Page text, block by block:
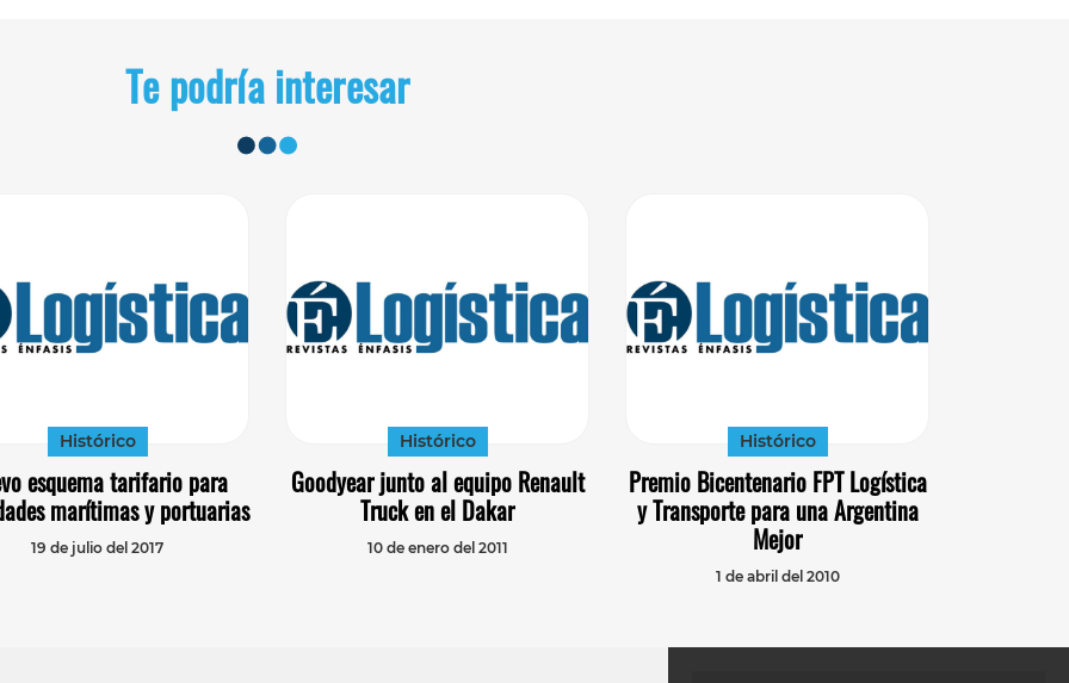
Te podría interesar
Histórico
esquema tarifario para
marítimas y portuarias
19 de julio del 2017
Histórico
Goodyear junto al equipo Renault
Truck en el Dakar
10 de enero del 2011
Histórico
Premio Bicentenario FPT Logística
y Transporte para una Argentina
Mejor
1 de abril del 2010